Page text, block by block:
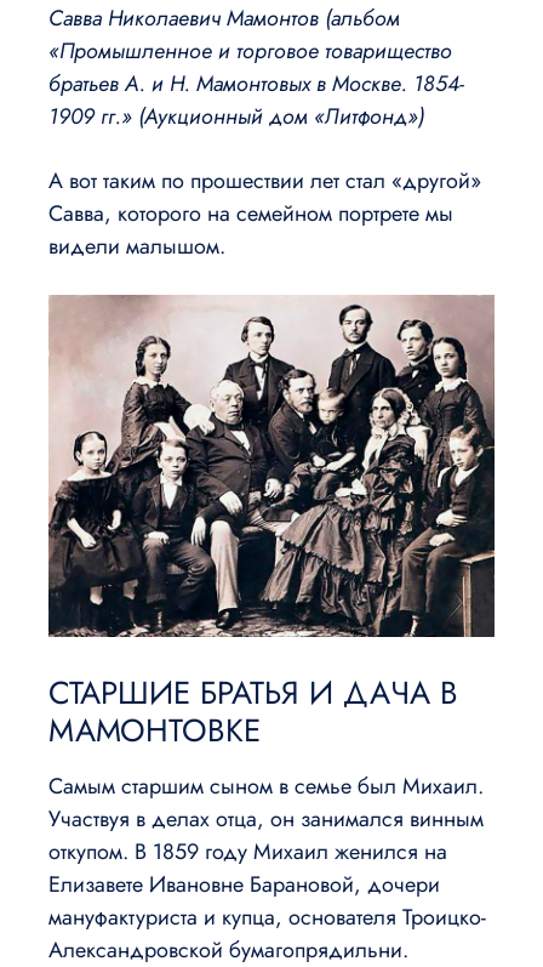
Савва Николаевич Мамонтов (альбом
«Промышленное и торговое товарищество
братьев А. и Н. Мамонтовых в Москве. 1854-
1909 гг.» (Аукционный дом «Литфонд»)
А вот таким по прошествии лет стал «другой»
Савва, которого на семейном портрете мы
видели малышом.
СТАРШИЕ БРАТЬЯ И ДАЧА В
МАМОНТОВКЕ
Самым старшим сыном в семье был Михаил.
Участвуя в делах отца, он занимался винным
откупом. В 1859 году Михаил женился на
Елизавете Ивановне Барановой, дочери
мануфактуриста и купца, основателя Троицко-
Александровской бумагопрядильни.